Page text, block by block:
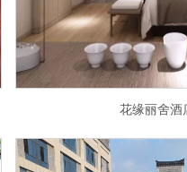
花缘丽舍酒